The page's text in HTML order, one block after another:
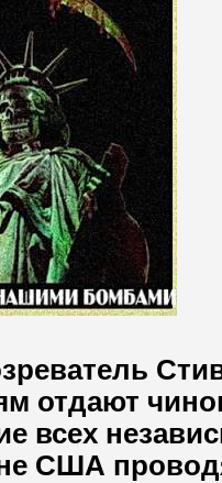
отдают
всех
США